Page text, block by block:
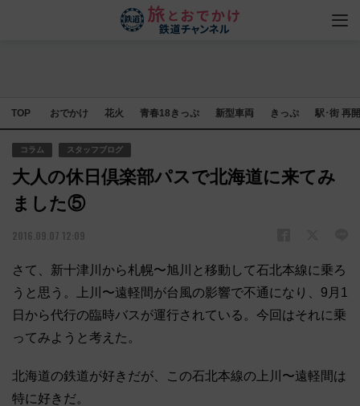
TOP おでかけ 花火 青春18きっぷ 新型車両 きっぷ 駅･街 再
コラム スタッフブログ
大人の休日倶楽部パスで北海道に来てみ
ました⑤
2016.09.07 12:09
さて、新十津川から札幌〜旭川と移動して石北本線に乗ろ
うと思う。上川〜遠軽間が台風の影響で不通になり、9月1
日から代行の臨時バスが運行されている。今回はそれに乗
ってみようと考えた。
北海道の鉄道が好きだが、この石北本線の上川〜遠軽間は
特に好きだ。